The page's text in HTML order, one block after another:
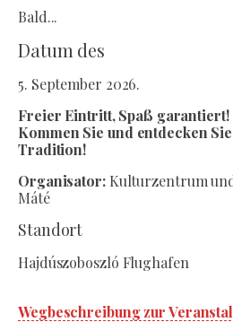
Bald...
Datum des
5. September 2026.
Freier Eintritt, Spaß garantiert!
Kommen Sie und entdecken
Tradition!
Organisator:Kulturzentrum
Máté
Standort
Hajdúszoboszló Flughafen
Wegbeschreibung zur